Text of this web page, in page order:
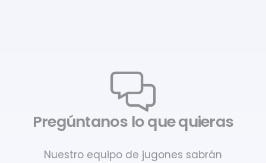
Pregúntanos lo que quieras
Nuestro equipo de jugones sabrán